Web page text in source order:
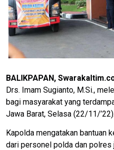
BALIKPAPAN,
Drs. Imam Sugianto, M.Si.,
bagi masyarakat yang
Jawa Barat, Selasa (22/11/’22).
Kapolda mengatakan bantuan
dari personel polda dan polres